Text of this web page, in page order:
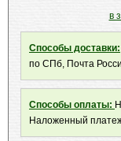
в
Способы доставки:
по СПб, Почта
Способы оплаты:
Наложенный